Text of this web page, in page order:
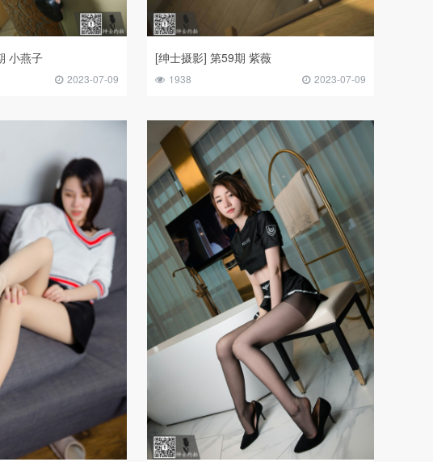
小燕子
2023-07-09
[绅士摄影] 第59期 紫薇
1938 2023-07-09